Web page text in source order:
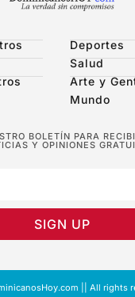
Deportes
Salud
Arte y
Mundo
BOLETÍN PARA
Y OPINIONES
SIGN UP
|| All rights